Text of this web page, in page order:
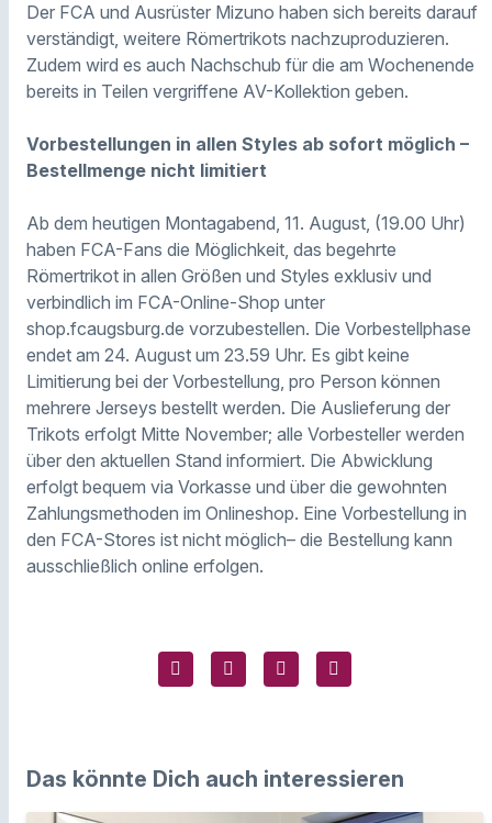
Der FCA und Ausrüster Mizuno haben sich bereits darauf
verständigt, weitere Römertrikots nachzuproduzieren.
Zudem wird es auch Nachschub für die am Wochenende
bereits in Teilen vergriffene AV-Kollektion geben.
Vorbestellungen in allen Styles ab sofort möglich –
Bestellmenge nicht limitiert
Ab dem heutigen Montagabend, 11. August, (19.00 Uhr)
haben FCA-Fans die Möglichkeit, das begehrte
Römertrikot in allen Größen und Styles exklusiv und
verbindlich im FCA-Online-Shop unter
shop.fcaugsburg.de vorzubestellen. Die Vorbestellphase
endet am 24. August um 23.59 Uhr. Es gibt keine
Limitierung bei der Vorbestellung, pro Person können
mehrere Jerseys bestellt werden. Die Auslieferung der
Trikots erfolgt Mitte November; alle Vorbesteller werden
über den aktuellen Stand informiert. Die Abwicklung
erfolgt bequem via Vorkasse und über die gewohnten
Zahlungsmethoden im Onlineshop. Eine Vorbestellung in
den FCA-Stores ist nicht möglich– die Bestellung kann
ausschließlich online erfolgen.
Das könnte Dich auch interessieren